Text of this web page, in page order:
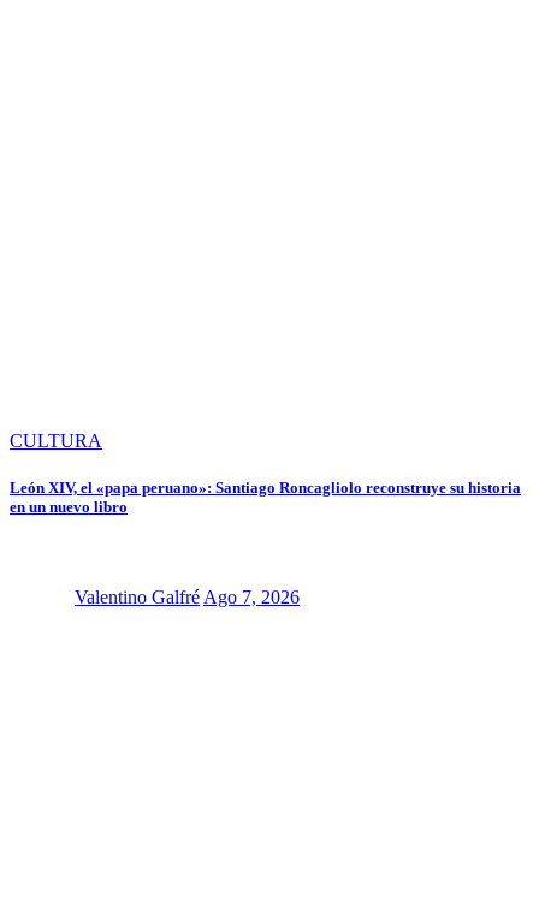
CULTURA
León XIV, el «papa peruano»: Santiago Roncagliolo reconstruye su historia
en un nuevo libro
Valentino Galfré Ago 7, 2026